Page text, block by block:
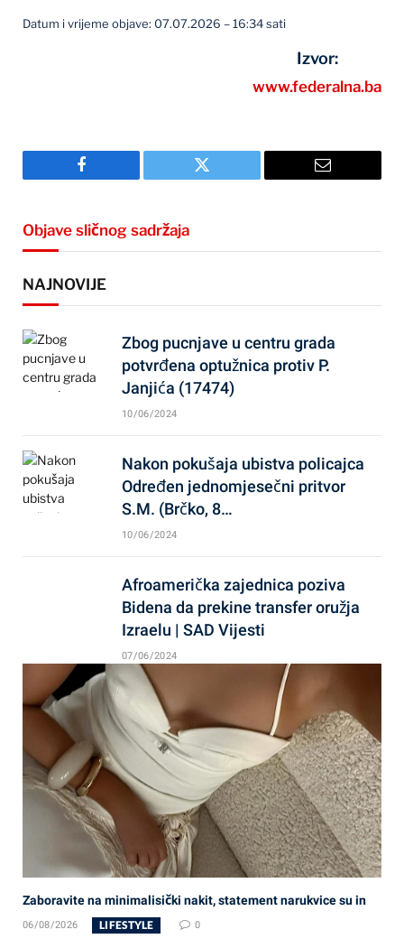
Datum i vrijeme objave: 07.07.2026 – 16:34 sati
Izvor:
www.federalna.ba
Facebook Twitter Email
Objave sličnog sadržaja
NAJNOVIJE
Zbog pucnjave u centru grada
potvrđena optužnica protiv P.
Janjića (17474)
10/06/2024
Nakon pokušaja ubistva policajca
Određen jednomjesečni pritvor
S.M. (Brčko, 8…
10/06/2024
Afroamerička zajednica poziva
Bidena da prekine transfer oružja
Izraelu | SAD Vijesti
07/06/2024
Zaboravite na minimalisički nakit, statement narukvice su in
06/08/2026 LIFESTYLE 0